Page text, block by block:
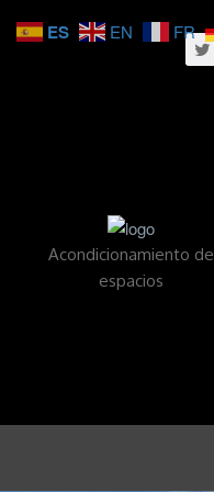
Acondicionamiento de
espacios
ES EN FR